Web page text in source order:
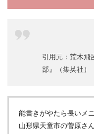
引用元：荒木飛
部』（集英社）
能書きがやたら長いメ
山形県天童市の菅原さ